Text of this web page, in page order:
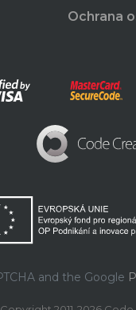
Ochrana
and the Google